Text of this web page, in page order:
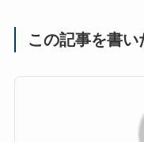
この記事を書い